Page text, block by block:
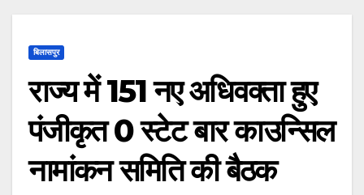
बिलासपुर
राज्य में 151 नए अधिवक्ता हुए
पंजीकृत 0 स्टेट बार काउन्सिल
नामांकन समिति की बैठक